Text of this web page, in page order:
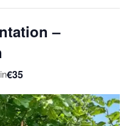
–
€35